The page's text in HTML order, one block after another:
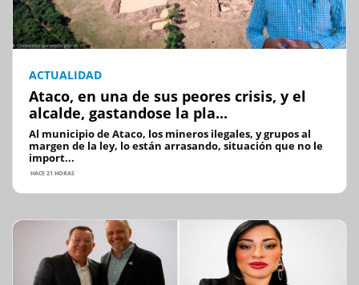
ACTUALIDAD
Ataco, en una de sus peores crisis, y el
alcalde, gastandose la pla...
Al municipio de Ataco, los mineros ilegales, y grupos al
margen de la ley, lo están arrasando, situación que no le
import...
HACE 21 HORAS